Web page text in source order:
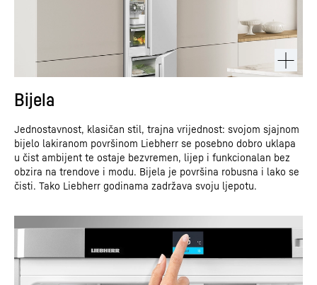
Bijela
Jednostavnost, klasičan stil, trajna vrijednost: svojom sjajnom
bijelo lakiranom površinom Liebherr se posebno dobro uklapa
u čist ambijent te ostaje bezvremen, lijep i funkcionalan bez
obzira na trendove i modu. Bijela je površina robusna i lako se
čisti. Tako Liebherr godinama zadržava svoju ljepotu.